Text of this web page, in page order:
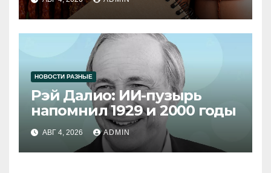
НОВОСТИ РАЗНЫЕ
Рэй Далио: ИИ-пузырь
напомнил 1929 и 2000 годы
АВГ 4, 2026 ADMIN